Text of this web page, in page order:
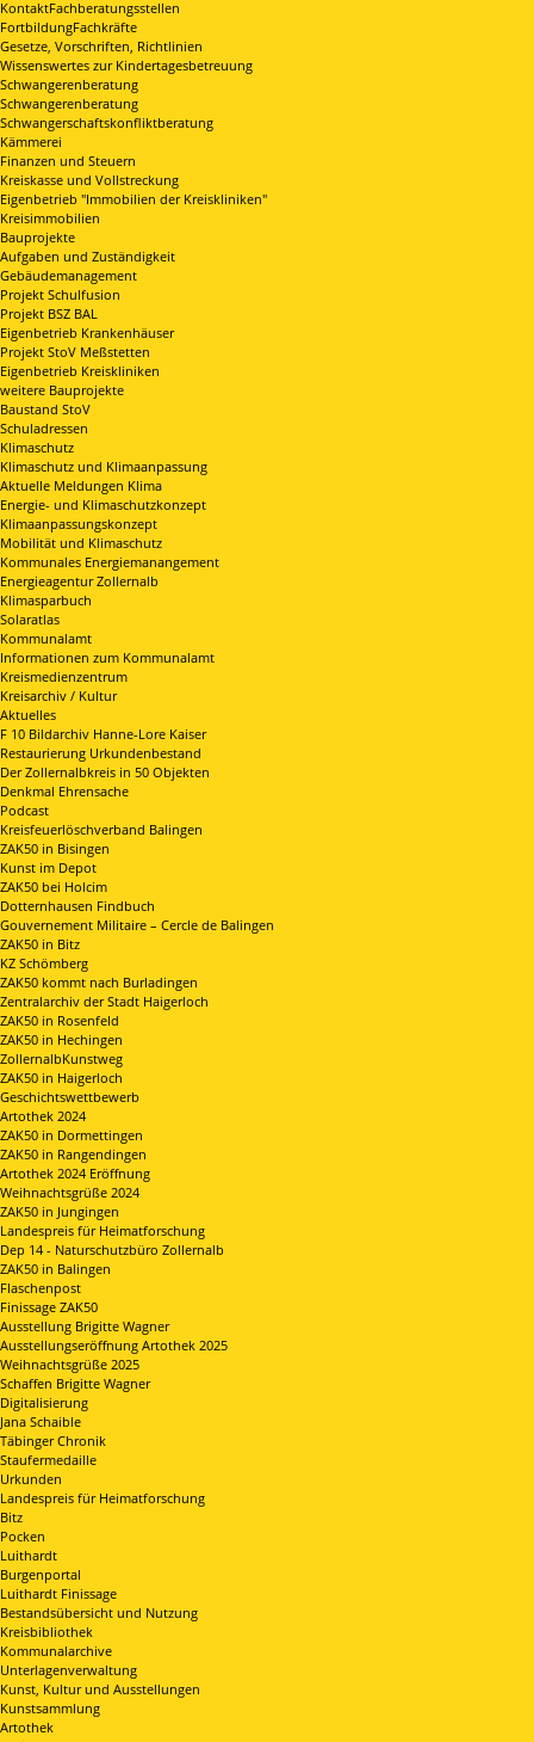
KontaktFachberatungsstellen
FortbildungFachkräfte
Gesetze, Vorschriften, Richtlinien
Wissenswertes zur Kindertagesbetreuung
Schwangerenberatung
Schwangerenberatung
Schwangerschaftskonfliktberatung
Kämmerei
Finanzen und Steuern
Kreiskasse und Vollstreckung
Eigenbetrieb "Immobilien der Kreiskliniken"
Kreisimmobilien
Bauprojekte
Aufgaben und Zuständigkeit
Gebäudemanagement
Projekt Schulfusion
Projekt BSZ BAL
Eigenbetrieb Krankenhäuser
Projekt StoV Meßstetten
Eigenbetrieb Kreiskliniken
weitere Bauprojekte
Baustand StoV
Schuladressen
Klimaschutz
Klimaschutz und Klimaanpassung
Aktuelle Meldungen Klima
Energie- und Klimaschutzkonzept
Klimaanpassungskonzept
Mobilität und Klimaschutz
Kommunales Energiemanangement
Energieagentur Zollernalb
Klimasparbuch
Solaratlas
Kommunalamt
Informationen zum Kommunalamt
Kreismedienzentrum
Kreisarchiv / Kultur
Aktuelles
F 10 Bildarchiv Hanne-Lore Kaiser
Restaurierung Urkundenbestand
Der Zollernalbkreis in 50 Objekten
Denkmal Ehrensache
Podcast
Kreisfeuerlöschverband Balingen
ZAK50 in Bisingen
Kunst im Depot
ZAK50 bei Holcim
Dotternhausen Findbuch
Gouvernement Militaire – Cercle de Balingen
ZAK50 in Bitz
KZ Schömberg
ZAK50 kommt nach Burladingen
Zentralarchiv der Stadt Haigerloch
ZAK50 in Rosenfeld
ZAK50 in Hechingen
ZollernalbKunstweg
ZAK50 in Haigerloch
Geschichtswettbewerb
Artothek 2024
ZAK50 in Dormettingen
ZAK50 in Rangendingen
Artothek 2024 Eröffnung
Weihnachtsgrüße 2024
ZAK50 in Jungingen
Landespreis für Heimatforschung
Dep 14 - Naturschutzbüro Zollernalb
ZAK50 in Balingen
Flaschenpost
Finissage ZAK50
Ausstellung Brigitte Wagner
Ausstellungseröffnung Artothek 2025
Weihnachtsgrüße 2025
Schaffen Brigitte Wagner
Digitalisierung
Jana Schaible
Täbinger Chronik
Staufermedaille
Urkunden
Landespreis für Heimatforschung
Bitz
Pocken
Luithardt
Burgenportal
Luithardt Finissage
Bestandsübersicht und Nutzung
Kreisbibliothek
Kommunalarchive
Unterlagenverwaltung
Kunst, Kultur und Ausstellungen
Kunstsammlung
Artothek